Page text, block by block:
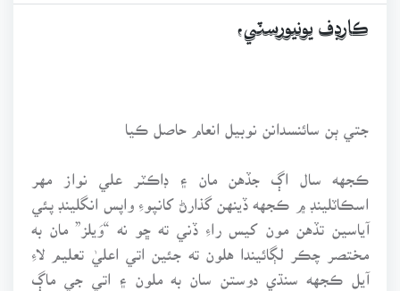
ڪارڊف يونيورسٽي،
جتي ٻن سائنسدانن نوبيل انعام حاصل ڪيا
ڪجهه سال اڳ جڏهن مان ۽ ڊاڪٽر علي نواز مهر
اسڪاٽلينڊ ۾ ڪجهه ڏينهن گذارڻ کانپوءِ واپس انگلينڊ پئي
آياسين تڏهن مون کيس راءِ ڏني ته ڇو نه “وَيلز” مان به
مختصر چڪر لڳائيندا هلون ته جئين اتي اعليٰ تعليم لاءِ
آيل ڪجهه سنڌي دوستن سان به ملون ۽ اتي جي ماڳ